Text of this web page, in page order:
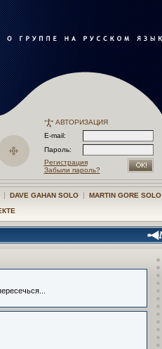
АВТОРИЗАЦИЯ
E-mail:
Пароль:
Регистрация
Забыли пароль?
| DAVE GAHAN SOLO | MARTIN GORE SOLO